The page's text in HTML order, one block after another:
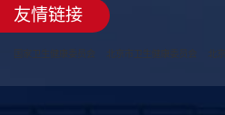
友情链接
国家卫生健康委员会 北京市卫生健康委员会 北